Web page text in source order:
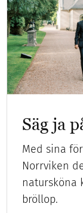
Säg ja
Med sina
Norrviken
natursköna
bröllop.